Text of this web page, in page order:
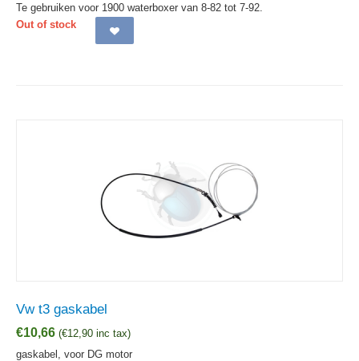
Te gebruiken voor 1900 waterboxer van 8-82 tot 7-92.
Out of stock
Vw t3 gaskabel
€10,66 (€12,90 inc tax)
gaskabel, voor DG motor